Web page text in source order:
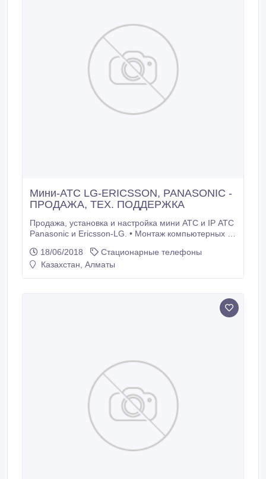
Мини-АТС LG-ERICSSON, PANASONIC -
ПРОДАЖА, ТЕХ. ПОДДЕРЖКА
Продажа, установка и настройка мини АТС и IP АТС
Panasonic и Ericsson-LG. • Монтаж компьютерных и
организаций. Специальные цены для Проектных
18/06/2018
Стационарные телефоны
Казахстан, Алматы